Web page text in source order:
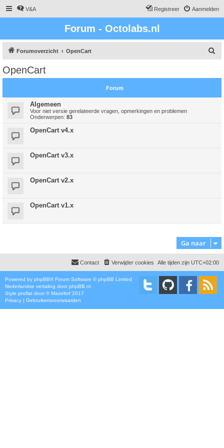
V&A Aanmelden
Registreer
Forum - Octolabs.nl
Forumoverzicht OpenCart
OpenCart
Forum
Algemeen
Voor niet versie gerelateerde vragen, opmerkingen en problemen
Onderwerpen: 83
OpenCart v4.x
OpenCart v3.x
OpenCart v2.x
OpenCart v1.x
Ga naar
Alle tijden zijn UTC+02:00
Verwijder cookies
Contact
Powered by phpBB® Forum Software © phpBB Limited
Nederlandse vertaling door phpBB.nl
Style proflat door ©Mazeltof 2017
Privacy | Gebruikersvoorwaarden